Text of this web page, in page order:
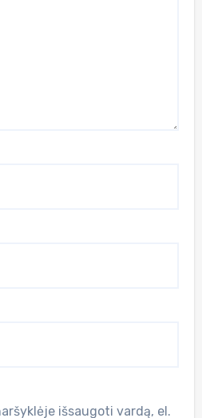
išsaugoti vardą, el.